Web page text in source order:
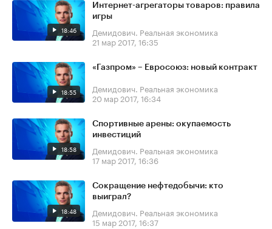
18:46
Интернет-агрегаторы товаров: правила
игры
Демидович. Реальная экономика
21 мар 2017, 16:35
18:55
«Газпром» – Евросоюз: новый контракт
Демидович. Реальная экономика
20 мар 2017, 16:34
18:58
Спортивные арены: окупаемость
инвестиций
Демидович. Реальная экономика
17 мар 2017, 16:36
18:48
Сокращение нефтедобычи: кто
выиграл?
Демидович. Реальная экономика
15 мар 2017, 16:37